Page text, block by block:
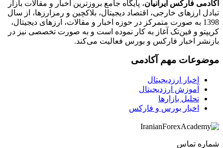
آکادمی فارکس ایرانیان، پایگاه جامع بروزترین اخبار و مقالات بازار
تبادل ارزهای خارجی، اقتصاد دیجیتال، بلاکچین و رمزارزها، از سال
1398 به صورت متمرکز در حوزه اخبار و مقالات، ارزهای‌ دیجیتال،
کریپتو و فین‌تک آغاز به کار نموده است و به صورت تخصصی نیز در
بازنشر اخبار فارکس و بورس فعالیت می‌کند.
موضوعات مهم آکادمی
اخبار ارزدیجیتال
آموزش ارزدیجیتال
تحلیل بازارها
اخبار بورس و فارکس
شماره تماس